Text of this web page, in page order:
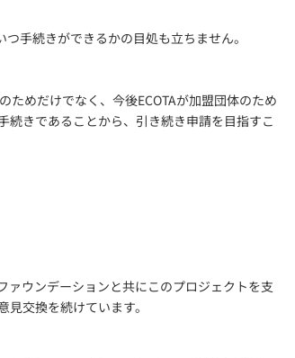
手続きができるかの目処も立ちません。
ためだけでなく、今後ECOTAが加盟団体のため
きであることから、引き続き申請を目指すこ
ウンデーションと共にこのプロジェクトを支
交換を続けています。